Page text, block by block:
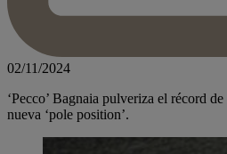
02/11/2024
‘Pecco’ Bagnaia pulveriza el récord
nueva ‘pole position’.